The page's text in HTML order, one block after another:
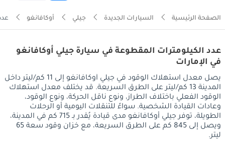
الصفحة الرئيسية السيارات الجديدة جيلي أوكافانغو
عدد الكيلومترات المقطوعة في سيارة جيلي أوكافانغو
في الإمارات
يصل معدل استهلاك الوقود في جيلي أوكافانغو إلى 11 كم/ليتر داخل
المدينة 13 كم/ليتر على الطرق السريعة. قد يختلف معدل استهلاك
الوقود الفعلي باختلاف الطراز، ونوع ناقل الحركة، ونوع الوقود،
وعادات القيادة الشخصية. سواءً للتنقلات اليومية أو الرحلات
الطويلة، توفر جيلي أوكافانغو مدى قيادة يُقدر بـ 715 كم في المدينة،
ويصل إلى 845 كم على الطرق السريعة، مع خزان وقود سعة 65
ليتر.